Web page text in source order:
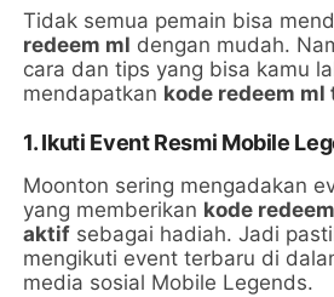
Tidak semua pemain bisa
redeem ml dengan mudah.
cara dan tips yang bisa kamu
mendapatkan kode redeem ml
1. Ikuti Event Resmi Mobile
Moonton sering mengadakan
yang memberikan kode
aktif sebagai hadiah. Jadi
mengikuti event terbaru di
media sosial Mobile Legends.